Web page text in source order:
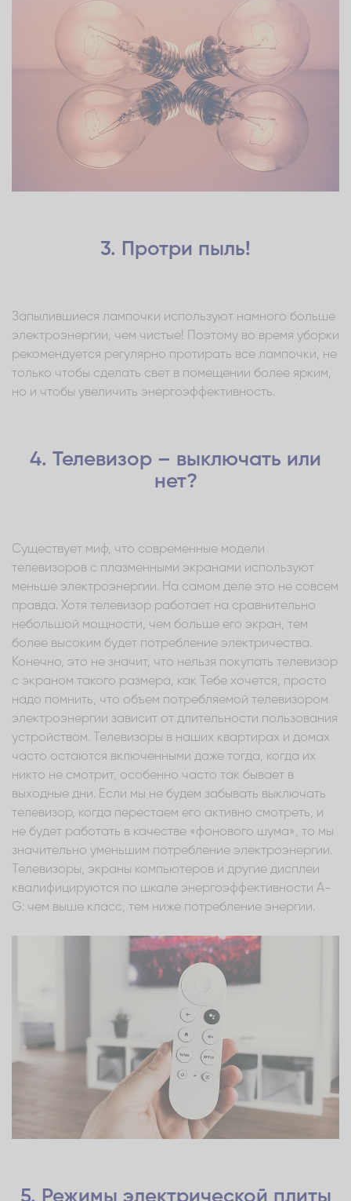
3. Протри пыль!
Запылившиеся лампочки используют намного больше
электроэнергии, чем чистые! Поэтому во время уборки
рекомендуется регулярно протирать все лампочки, не
только чтобы сделать свет в помещении более ярким,
но и чтобы увеличить энергоэффективность.
4. Телевизор – выключать или
нет?
Существует миф, что современные модели
телевизоров с плазменными экранами используют
меньше электроэнергии. На самом деле это не совсем
правда. Хотя телевизор работает на сравнительно
небольшой мощности, чем больше его экран, тем
более высоким будет потребление электричества.
Конечно, это не значит, что нельзя покупать телевизор
с экраном такого размера, как Тебе хочется, просто
надо помнить, что объем потребляемой телевизором
электроэнергии зависит от длительности пользования
устройством. Телевизоры в наших квартирах и домах
часто остаются включенными даже тогда, когда их
никто не смотрит, особенно часто так бывает в
выходные дни. Если мы не будем забывать выключать
телевизор, когда перестаем его активно смотреть, и
не будет работать в качестве «фонового шума», то мы
значительно уменьшим потребление электроэнергии.
Телевизоры, экраны компьютеров и другие дисплеи
квалифицируются по шкале энергоэффективности A-
G: чем выше класс, тем ниже потребление энергии.